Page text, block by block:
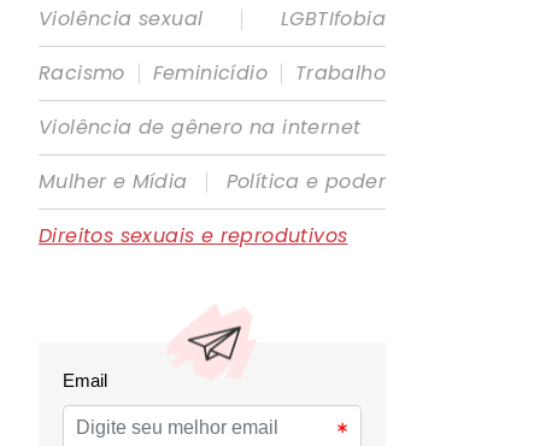
Violência sexual
|
LGBTIfobia
Racismo | Feminicídio | Trabalho
Violência de gênero na internet
Mulher e Mídia
|
Política e poder
Direitos sexuais e reprodutivos